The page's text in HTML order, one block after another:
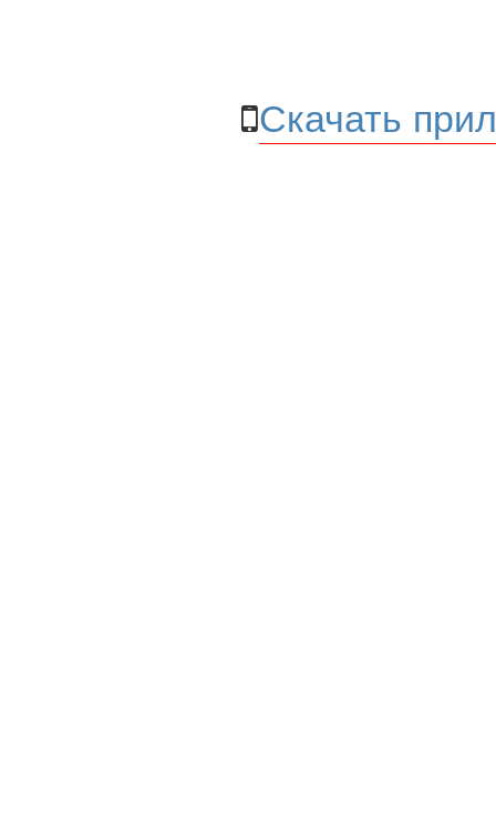
Скачать